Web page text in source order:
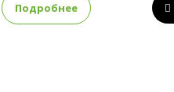
Подробнее